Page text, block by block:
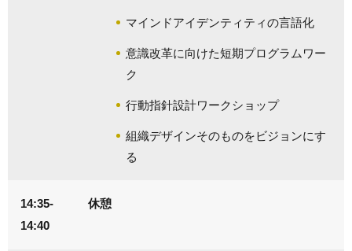
マインドアイデンティティの言語化
意識改革に向けた短期プログラムワー
ク
行動指針設計ワークショップ
組織デザインそのものをビジョンにす
る
14:35-
14:40
休憩